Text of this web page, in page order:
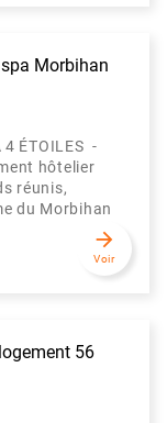
Morbihan
4 ÉTOILES -
hôtelier
réunis,
du Morbihan
arrow_forward
Voir
56